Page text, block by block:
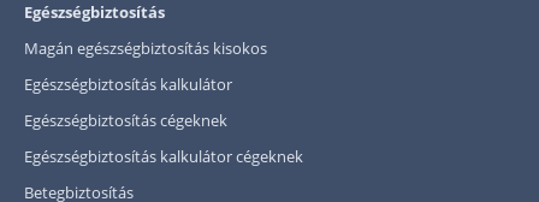
Egészségbiztosítás
Magán egészségbiztosítás kisokos
Egészségbiztosítás kalkulátor
Egészségbiztosítás cégeknek
Egészségbiztosítás kalkulátor cégeknek
Betegbiztosítás